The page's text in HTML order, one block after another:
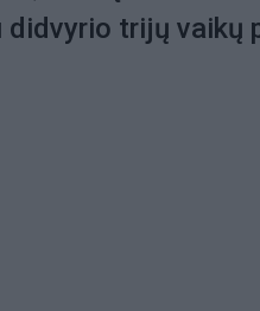
didvyrio trijų vaikų